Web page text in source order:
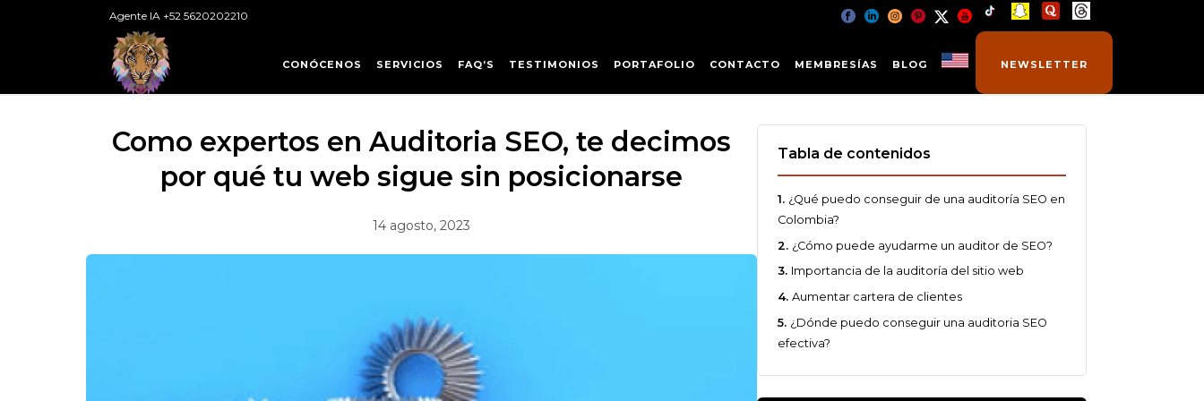
Agente IA +52 5620202210
CONÓCENOS SERVICIOS FAQ’S TESTIMONIOS PORTAFOLIO CONTACTO MEMBRESÍAS BLOG NEWSLETTER
Como expertos en Auditoria SEO, te decimos
por qué tu web sigue sin posicionarse
14 agosto, 2023
Tabla de contenidos
¿Qué puedo conseguir de una auditoría SEO en
Colombia?
¿Cómo puede ayudarme un auditor de SEO?
Importancia de la auditoría del sitio web
Aumentar cartera de clientes
¿Dónde puedo conseguir una auditoria SEO
efectiva?